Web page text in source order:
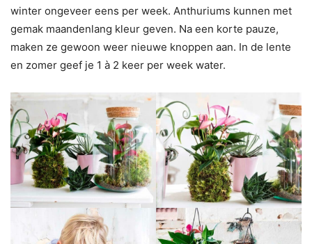
winter ongeveer eens per week. Anthuriums kunnen met
gemak maandenlang kleur geven. Na een korte pauze,
maken ze gewoon weer nieuwe knoppen aan. In de lente
en zomer geef je 1 à 2 keer per week water.